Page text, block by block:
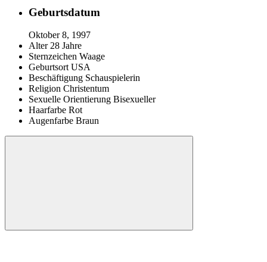
Geburtsdatum
Oktober 8, 1997
Alter 28 Jahre
Sternzeichen Waage
Geburtsort USA
Beschäftigung Schauspielerin
Religion Christentum
Sexuelle Orientierung Bisexueller
Haarfarbe Rot
Augenfarbe Braun